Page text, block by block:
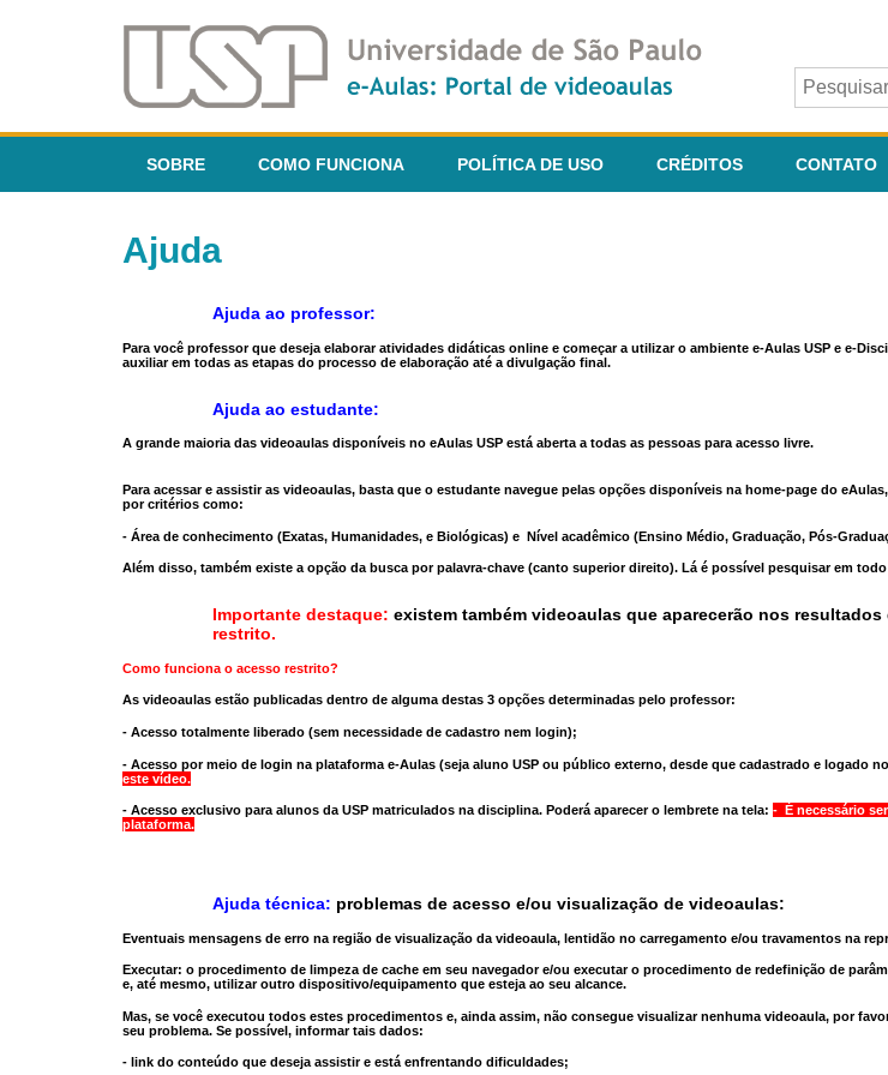
SOBRE COMO FUNCIONA POLÍTICA DE USO CRÉDITOS CONTATO
Ajuda
Ajuda ao professor:
Para você professor que deseja elaborar atividades didáticas online e começar a utilizar o ambiente e-Aulas USP e e-
auxiliar em todas as etapas do processo de elaboração até a divulgação final.
Ajuda ao estudante:
A grande maioria das videoaulas disponíveis no eAulas USP está aberta a todas as pessoas para acesso livre.
Para acessar e assistir as videoaulas, basta que o estudante navegue pelas opções disponíveis na home-page do
por critérios como:
- Área de conhecimento (Exatas, Humanidades, e Biológicas) e Nível acadêmico (Ensino Médio, Graduação, Pós-
Além disso, também existe a opção da busca por palavra-chave (canto superior direito). Lá é possível pesquisar em
Importante destaque: existem também videoaulas que aparecerão nos
restrito.
Como funciona o acesso restrito?
As videoaulas estão publicadas dentro de alguma destas 3 opções determinadas pelo professor:
- Acesso totalmente liberado (sem necessidade de cadastro nem login);
- Acesso por meio de login na plataforma e-Aulas (seja aluno USP ou público externo, desde que cadastrado e logado
este vídeo.
- Acesso exclusivo para alunos da USP matriculados na disciplina. Poderá aparecer o lembrete na tela: - É necessário
plataforma.
Ajuda técnica: problemas de acesso e/ou visualização de videoaulas:
Eventuais mensagens de erro na região de visualização da videoaula, lentidão no carregamento e/ou travamentos na
Executar: o procedimento de limpeza de cache em seu navegador e/ou executar o procedimento de redefinição de
e, até mesmo, utilizar outro dispositivo/equipamento que esteja ao seu alcance.
Mas, se você executou todos estes procedimentos e, ainda assim, não consegue visualizar nenhuma videoaula, por
seu problema. Se possível, informar tais dados:
- link do conteúdo que deseja assistir e está enfrentando dificuldades;